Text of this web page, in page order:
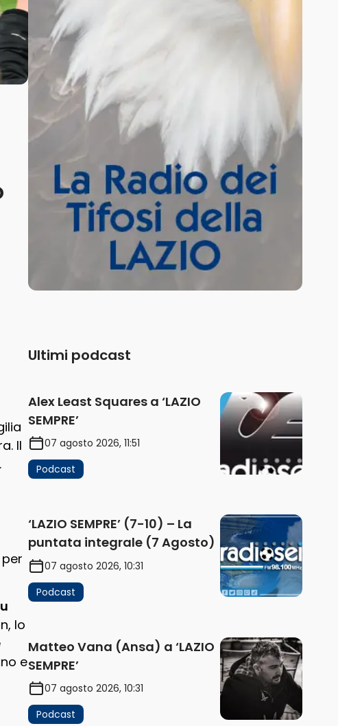
Il
lo
e
Ultimi podcast
Alex Least Squares a ‘LAZIO
SEMPRE’
07 agosto 2026, 11:51
Podcast
‘LAZIO SEMPRE’ (7-10) – La
puntata integrale (7 Agosto)
07 agosto 2026, 10:31
Podcast
Matteo Vana (Ansa) a ‘LAZIO
SEMPRE’
07 agosto 2026, 10:31
Podcast